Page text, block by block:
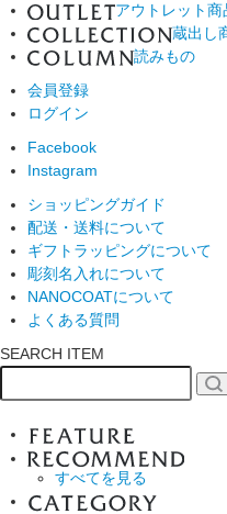
アウトレット商
蔵出し
読みもの
会員登録
ログイン
Facebook
Instagram
ショッピングガイド
配送・送料について
ギフトラッピングについて
彫刻名入れについて
NANOCOATについて
よくある質問
SEARCH ITEM
すべてを見る